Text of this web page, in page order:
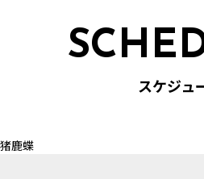
スケジュ
猪鹿蝶